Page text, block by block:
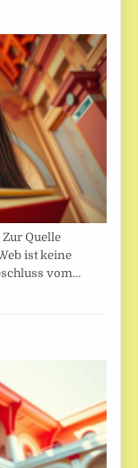
Quelle
ist keine
vom…